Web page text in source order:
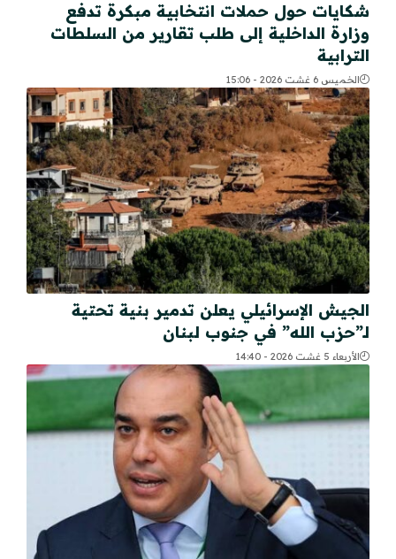
شكايات حول حملات انتخابية مبكرة تدفع
وزارة الداخلية إلى طلب تقارير من السلطات
الترابية
الخميس 6 غشت 2026 - 15:06
الجيش الإسرائيلي يعلن تدمير بنية تحتية
لـ”حزب الله” في جنوب لبنان
الأربعاء 5 غشت 2026 - 14:40